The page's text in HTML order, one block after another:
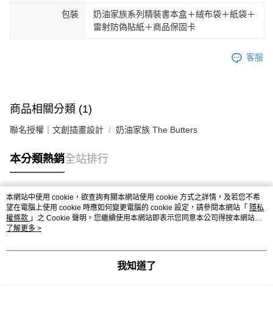
包裝
奶油家族系列精裝書本盒＋絨布袋＋紙袋＋
雷射防偽貼紙＋商品保固卡
客服
商品相關分類 (1)
聯名授權｜文創插畫設計 奶油家族 The Butters
本分類熱銷全站排行
熱門標籤
本網站中使用 cookie，欲查詢有關本網站使用 cookie 方式之詳情，及若您不希
望在電腦上使用 cookie 時應如何變更電腦的 cookie 設定，請參閱本網站「 隱私
權條款 」之 Cookie 聲明。您繼續使用本網站即表示您同意本公司得按本網站使
用條款之 Cookie 聲明使用 cookie。
了解更多 >
我知道了